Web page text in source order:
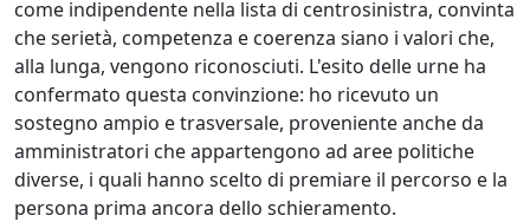
come indipendente nella lista di centrosinistra, convinta
che serietà, competenza e coerenza siano i valori che,
alla lunga, vengono riconosciuti. L'esito delle urne ha
confermato questa convinzione: ho ricevuto un
sostegno ampio e trasversale, proveniente anche da
amministratori che appartengono ad aree politiche
diverse, i quali hanno scelto di premiare il percorso e la
persona prima ancora dello schieramento.